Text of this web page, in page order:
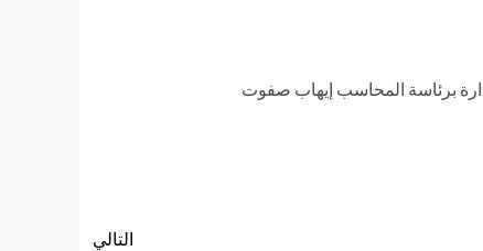
برئاسة المحاسب إيهاب صفوت
التالي